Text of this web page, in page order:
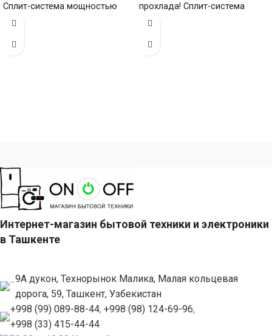
Сплит-система мощностью
60000 БТЕ для помещений до
прохлада! Сплит-система
мощностью 24000 БТЕ для
Интернет-магазин бытовой техники и электроники
в Ташкенте
9А дукон, Технорынок Малика, Малая кольцевая
дорога, 59, Ташкент, Узбекистан
+998 (99) 089-88-44, +998 (98) 124-69-96,
+998 (33) 415-44-44